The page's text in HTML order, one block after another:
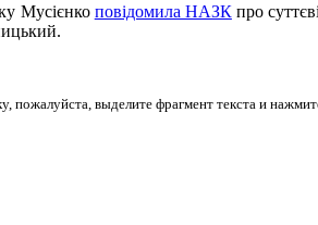
Мусієнко повідомила НАЗКпро
пожалуйста, выделите фрагмент текста и